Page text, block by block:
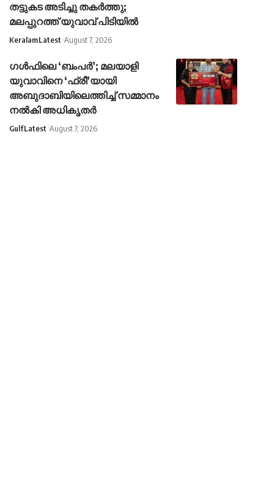
തട്ടുകട അടിച്ചു തകർത്തു;
മലപ്പുറത്ത് യുവാവ് പിടിയിൽ
KeralamLatest August 7, 2026
ഗൾഫിലെ ‘ബംപർ’; മലയാളി
യുവാവിനെ ‘ഫ്രീ’യായി
അബുദാബിയിലെത്തിച്ച് സമ്മാനം
നൽകി അധികൃതർ
GulfLatest August 7, 2026